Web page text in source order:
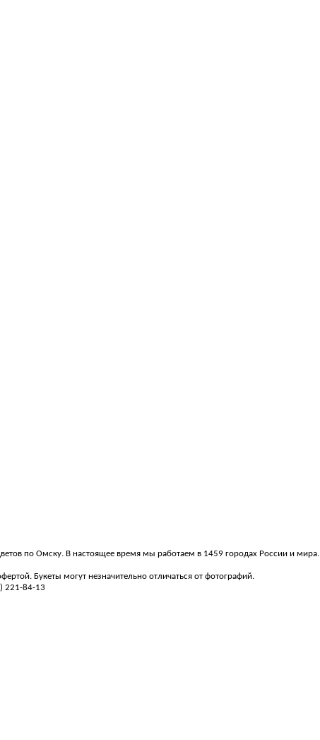
по Омску. В настоящее время мы работаем в 1459 городах России и мира.
Букеты могут незначительно отличаться от фотографий.
221-84-13